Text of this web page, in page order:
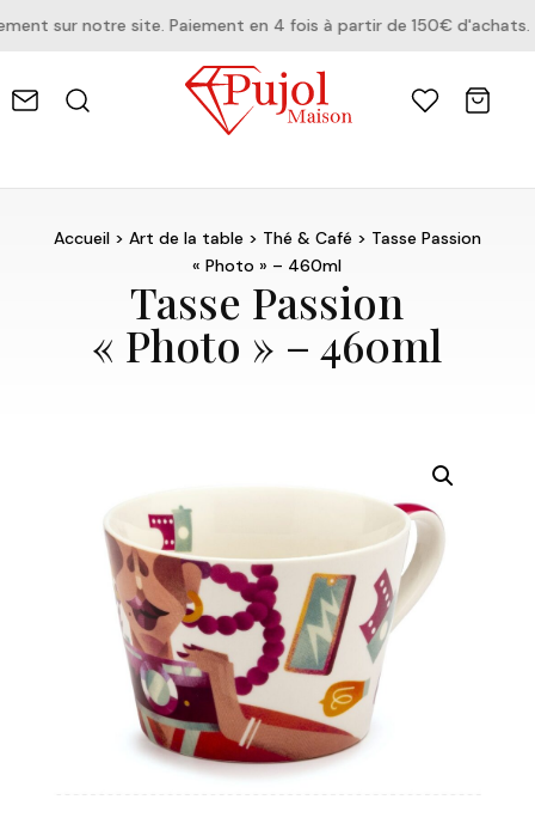
sur notre site. Paiement en 4 fois à partir de 150€ d'achats.
Accueil> Art de la table> Thé & Café> Tasse Passion
« Photo » – 460ml
Tasse Passion
« Photo » – 460ml